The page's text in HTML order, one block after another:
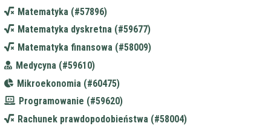
Matematyka (#57896)
Matematyka dyskretna (#59677)
Matematyka finansowa (#58009)
Medycyna (#59610)
Mikroekonomia (#60475)
Programowanie (#59620)
Rachunek prawdopodobieństwa (#58004)